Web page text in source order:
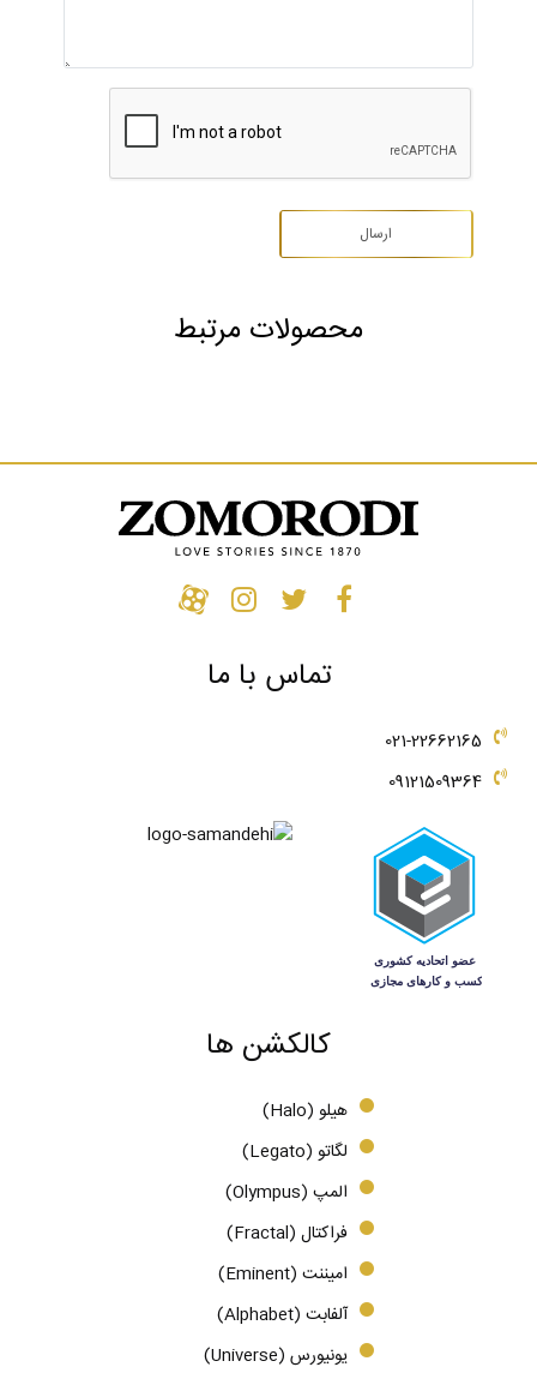
محصولات مرتبط
دستبند طلا طرح بلومی
385,190,000 تومان
تماس با ما
021-22662165
09121509364
کالکشن ها
هیلو (Halo)
لگاتو (Legato)
المپ (Olympus)
فراکتال (Fractal)
امیننت (Eminent)
آلفابت (Alphabet)
یونیورس (Universe)